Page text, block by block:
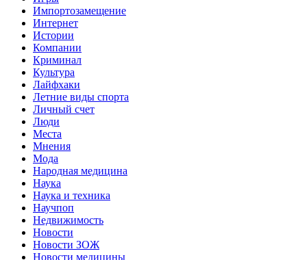
Импортозамещение
Интернет
Истории
Компании
Криминал
Культура
Лайфхаки
Летние виды спорта
Личный счет
Люди
Места
Мнения
Мода
Народная медицина
Наука
Наука и техника
Научпоп
Недвижимость
Новости
Новости ЗОЖ
Новости медицины